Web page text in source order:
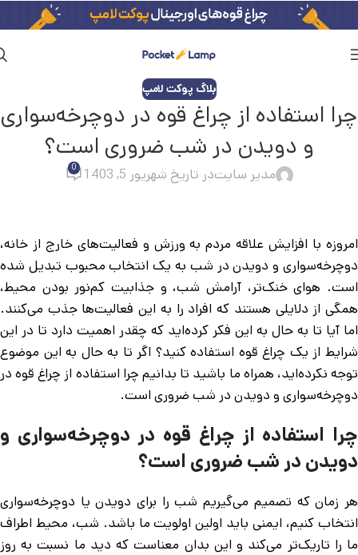
بلاگ پوکت لامپ
چرا استفاده از چراغ قوه در دوچرخه‌سواری
و دویدن در شب ضروری است؟
مدیر سایتدر تاریخ شهریور 5, 1403 0
امروزه با افزایش علاقه مردم به ورزش و فعالیت‌های خارج از خانه،
دوچرخه‌سواری و دویدن در شب به یک انتخاب محبوب تبدیل شده
است. هوای خنک‌تر، آرامش شب، و جذابیت کم‌نور بودن محیط،
همگی از دلایلی هستند که افراد را به این فعالیت‌ها جذب می‌کنند.
اما آیا تا به حال به این فکر کرده‌اید که چقدر اهمیت دارد تا در این
شرایط از یک چراغ قوه استفاده کنید؟ اگر تا به حال به این موضوع
توجه نکرده‌اید، همراه ما باشید تا بدانیم چرا استفاده از چراغ قوه در
دوچرخه‌سواری و دویدن در شب ضروری است.
چرا استفاده از چراغ قوه در دوچرخه‌سواری و
دویدن در شب ضروری است؟
هر زمان که تصمیم می‌گیریم شب را برای دویدن یا دوچرخه‌سواری
انتخاب کنیم، ایمنی باید اولین اولویت ما باشد. شب، محیط اطراف
ما را تاریک‌تر می‌کند و این بدان معناست که دید ما نسبت به روز